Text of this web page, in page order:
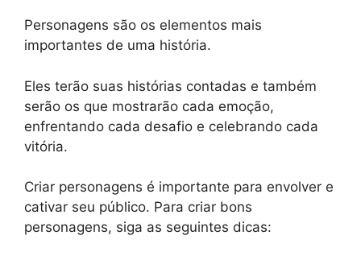
Personagens são os elementos mais
importantes de uma história.
Eles terão suas histórias contadas e também
serão os que mostrarão cada emoção,
enfrentando cada desafio e celebrando cada
vitória.
Criar personagens é importante para envolver e
cativar seu público. Para criar bons
personagens, siga as seguintes dicas: